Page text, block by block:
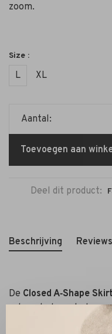
zoom.
Size :
L XL
Aantal:
Toevoegen aan
Deel dit product:
Beschrijving Reviews
De Closed A‑Shape
rok met elegante
viscose en 3% elastaan